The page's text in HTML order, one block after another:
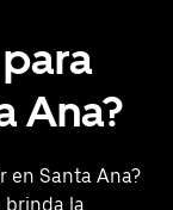
Ana?
en Santa Ana?
brinda la